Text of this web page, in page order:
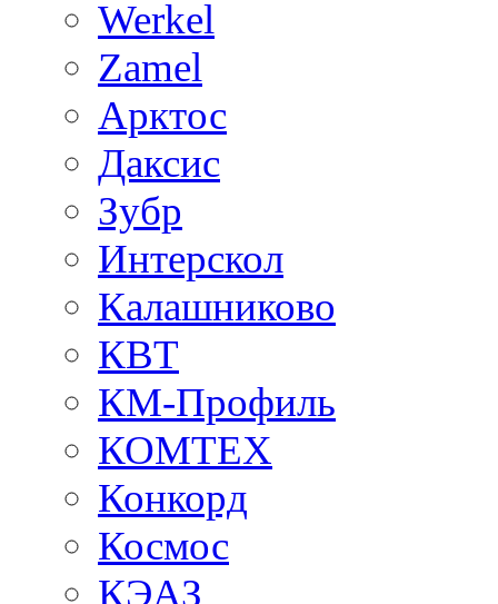
Werkel
Zamel
Арктос
Даксис
Зубр
Интерскол
Калашниково
КВТ
КМ-Профиль
КОМТЕХ
Конкорд
Космос
КЭАЗ